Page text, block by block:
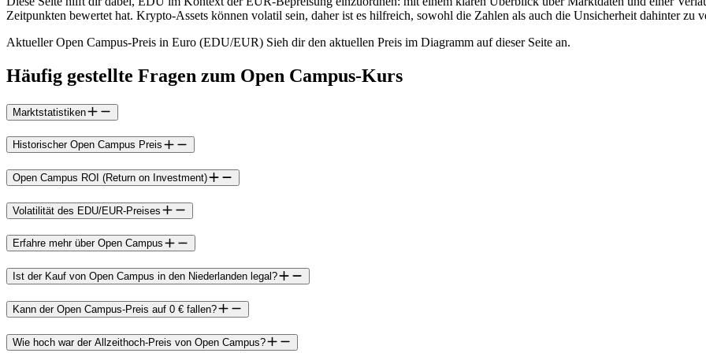
Zeitpunkten bewertet hat. Krypto-Assets können volatil sein, daher ist es hilfreich, sowohl die Zahlen als auch die Unsicherheit dahinter zu
Aktueller Open Campus-Preis in Euro (EDU/EUR) Sieh dir den aktuellen Preis im Diagramm auf dieser Seite an.
Häufig gestellte Fragen zum Open Campus-Kurs
Marktstatistiken
Historischer Open Campus Preis
Open Campus ROI (Return on Investment)
Volatilität des EDU/EUR-Preises
Erfahre mehr über Open Campus
Ist der Kauf von Open Campus in den Niederlanden legal?
Kann der Open Campus-Preis auf 0 € fallen?
Wie hoch war der Allzeithoch-Preis von Open Campus?